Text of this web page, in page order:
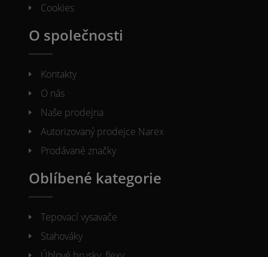
Cookies
O společnosti
Kontakty
O nás
Naše prodejna
Autorizovaný prodejce Narex
Prodávané značky
Oblíbené kategorie
Tepovací vysavače
Stahováky